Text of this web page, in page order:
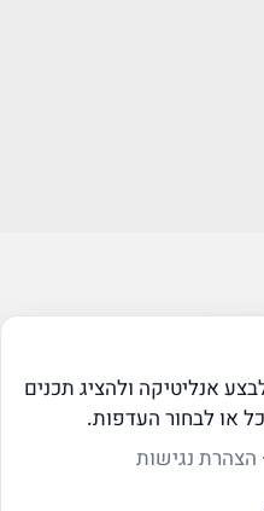
זיו
אנליטיקה ולהציג תכנים
או לבחור העדפות.
הצהרת נגישות